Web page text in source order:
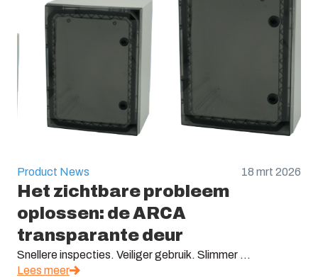
Product News 18 mrt 2026
Het zichtbare probleem
oplossen: de ARCA
transparante deur
Snellere inspecties. Veiliger gebruik. Slimmer ...
Lees meer